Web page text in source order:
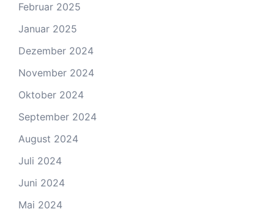
Februar 2025
Januar 2025
Dezember 2024
November 2024
Oktober 2024
September 2024
August 2024
Juli 2024
Juni 2024
Mai 2024